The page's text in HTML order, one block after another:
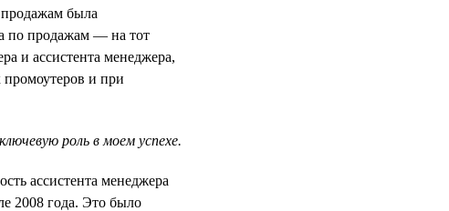
была
по продажам — на тот
и ассистента менеджера,
промоутеров и при
роль в моем успехе.
ассистента менеджера
2008 года. Это было